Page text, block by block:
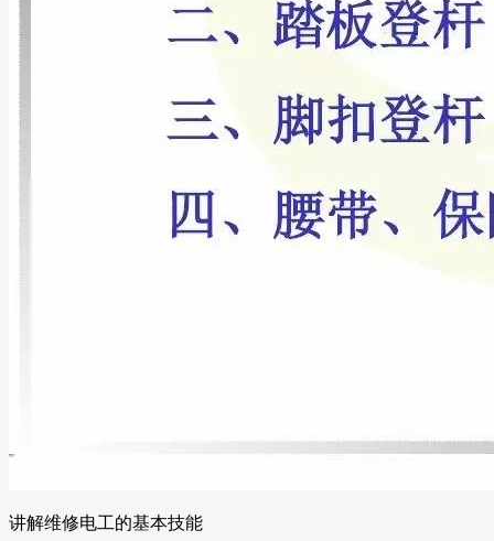
讲解维修电工的基本技能